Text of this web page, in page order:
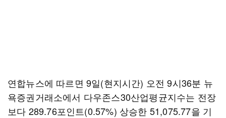
연합뉴스에 따르면 9일(현지시간) 오전 9시36분 뉴
욕증권거래소에서 다우존스30산업평균지수는 전장
보다 289.76포인트(0.57%) 상승한 51,075.77을 기